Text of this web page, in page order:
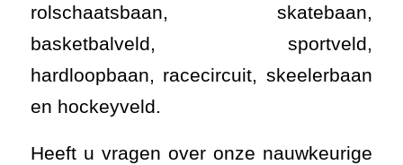
rolschaatsbaan, skatebaan,
basketbalveld, sportveld,
hardloopbaan, racecircuit, skeelerbaan
en hockeyveld.
Heeft u vragen over onze nauwkeurige